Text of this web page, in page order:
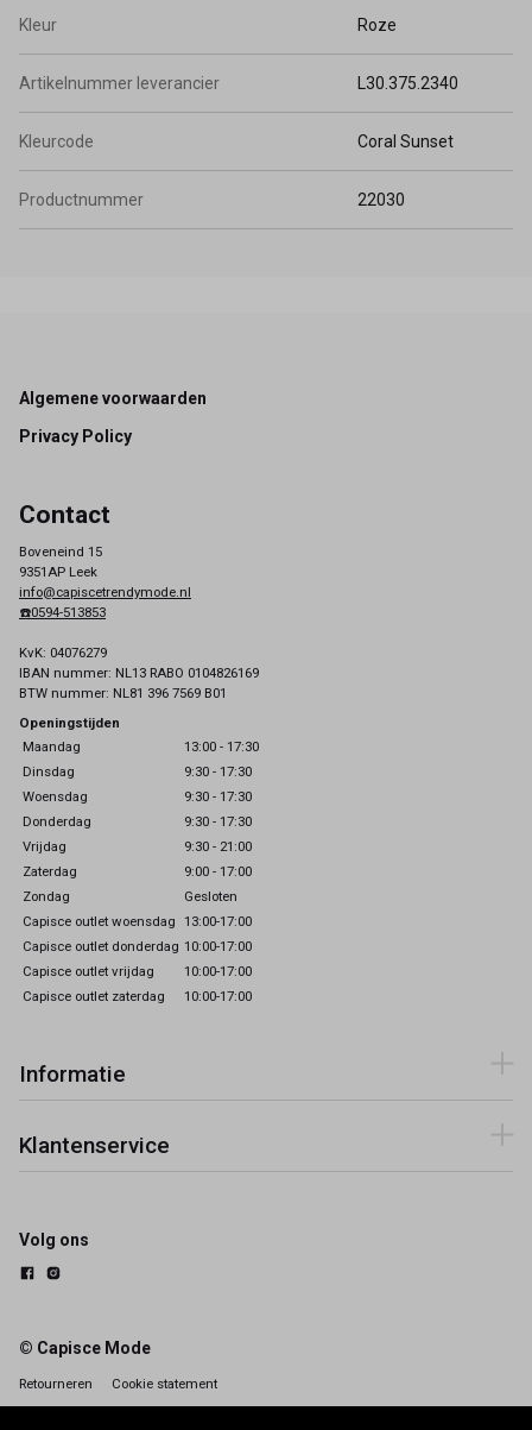
Kleur Roze
Artikelnummer leverancier L30.375.2340
Kleurcode Coral Sunset
Productnummer 22030
Footer
Algemene voorwaarden
Privacy Policy
Contact
Boveneind 15
9351AP Leek
info@capiscetrendymode.nl
☎️0594-513853
KvK: 04076279
IBAN nummer: NL13 RABO 0104826169
BTW nummer: NL81 396 7569 B01
Openingstijden
Maandag
13:00 - 17:30
Dinsdag
9:30 - 17:30
Woensdag
9:30 - 17:30
Donderdag
9:30 - 17:30
Vrijdag
9:30 - 21:00
Zaterdag
9:00 - 17:00
Zondag
Gesloten
Capisce outlet woensdag 13:00-17:00
Capisce outlet donderdag 10:00-17:00
Capisce outlet vrijdag
10:00-17:00
Capisce outlet zaterdag
10:00-17:00
Informatie
Klantenservice
Volg ons
© Capisce Mode
Retourneren Cookie statement